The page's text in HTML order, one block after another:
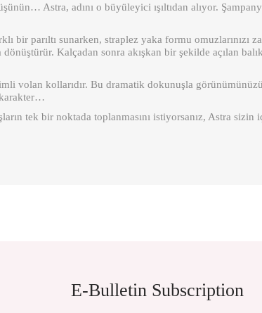
Astra, adını o büyüleyici ışıltıdan alıyor.
bir parıltı sunarken, straplez yaka formu omuzlarınızı
Kalçadan sonra akışkan bir şekilde açılan
volan kollarıdır. Bu dramatik dokunuşla
tek bir noktada toplanmasını istiyorsanız, Astra
E-Bulletin Subscription